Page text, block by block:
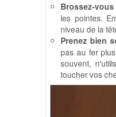
Brossez-
les pointes.
niveau de la
Prenez bien
pas au fer
souvent,
toucher vos